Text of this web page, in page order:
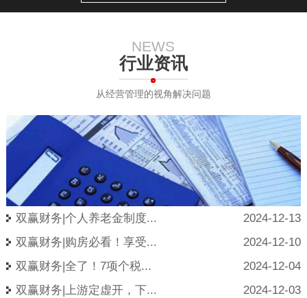
NEWS
行业资讯
从经营管理的视角解决问题
2024-12-13
双赢财务|个人养老金制度...
2024-12-10
双赢财务|购房必看！享受...
2024-12-04
双赢财务|全了！7项个税...
2024-12-03
双赢财务|上游定虚开，下...